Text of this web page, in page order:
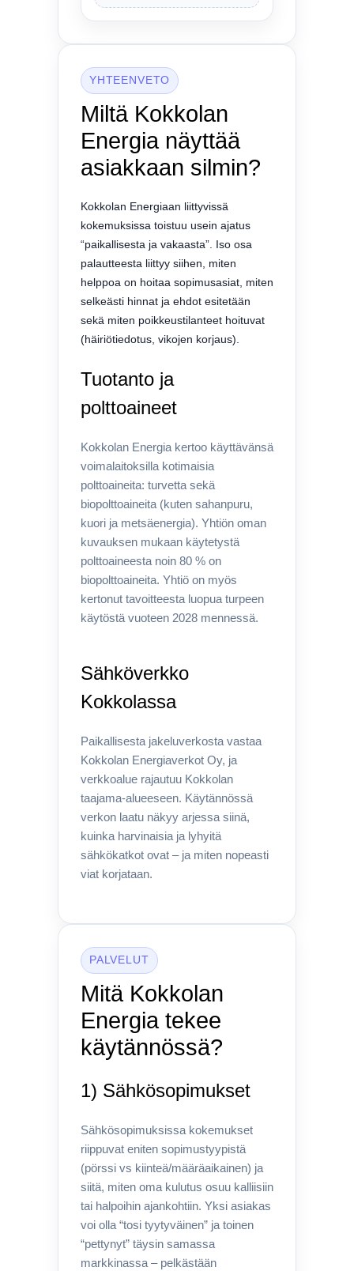
YHTEENVETO
Miltä Kokkolan
Energia näyttää
asiakkaan silmin?
Kokkolan Energiaan liittyvissä
kokemuksissa toistuu usein ajatus
“paikallisesta ja vakaasta”. Iso osa
palautteesta liittyy siihen, miten
helppoa on hoitaa sopimusasiat, miten
selkeästi hinnat ja ehdot esitetään
sekä miten poikkeustilanteet hoituvat
(häiriötiedotus, vikojen korjaus).
Tuotanto ja
polttoaineet
Kokkolan Energia kertoo käyttävänsä
voimalaitoksilla kotimaisia
polttoaineita: turvetta sekä
biopolttoaineita (kuten sahanpuru,
kuori ja metsäenergia). Yhtiön oman
kuvauksen mukaan käytetystä
polttoaineesta noin 80 % on
biopolttoaineita. Yhtiö on myös
kertonut tavoitteesta luopua turpeen
käytöstä vuoteen 2028 mennessä.
Sähköverkko
Kokkolassa
Paikallisesta jakeluverkosta vastaa
Kokkolan Energiaverkot Oy, ja
verkkoalue rajautuu Kokkolan
taajama-alueeseen. Käytännössä
verkon laatu näkyy arjessa siinä,
kuinka harvinaisia ja lyhyitä
sähkökatkot ovat – ja miten nopeasti
viat korjataan.
PALVELUT
Mitä Kokkolan
Energia tekee
käytännössä?
1) Sähkösopimukset
Sähkösopimuksissa kokemukset
riippuvat eniten sopimustyypistä
(pörssi vs kiinteä/määräaikainen) ja
siitä, miten oma kulutus osuu kalliisiin
tai halpoihin ajankohtiin. Yksi asiakas
voi olla “tosi tyytyväinen” ja toinen
“pettynyt” täysin samassa
markkinassa – pelkästään